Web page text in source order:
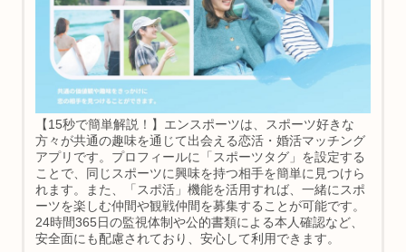
【15秒で簡単解説！】エンスポーツは、スポーツ好きな
方々が共通の趣味を通じて出会える恋活・婚活マッチング
アプリです。プロフィールに「スポーツタグ」を設定する
ことで、同じスポーツに興味を持つ相手を簡単に見つけら
れます。また、「スポ活」機能を活用すれば、一緒にスポ
ーツを楽しむ仲間や観戦仲間を募集することが可能です。
24時間365日の監視体制や公的書類による本人確認など、
安全面にも配慮されており、安心して利用できます。